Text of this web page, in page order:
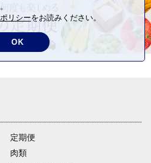
定期便
肉類
リシーをお読みください。
OK